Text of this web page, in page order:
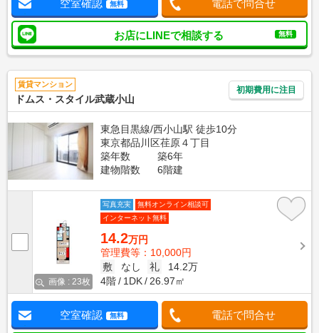
空室確認 無料 電話で問合せ
お店にLINEで相談する 無料
賃貸マンション
ドムス・スタイル武蔵小山
初期費用に注目
東急目黒線/西小山駅 徒歩10分
東京都品川区荏原４丁目
築年数
築6年
建物階数
6階建
画像 : 23枚
写真充実
無料オンライン相談可
インターネット無料
14.2万円
管理費等：10,000円
敷
なし 礼
14.2万
4階
1DK 26.97㎡
空室確認 無料 電話で問合せ